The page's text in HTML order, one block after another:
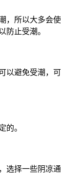
所以大多会
防止受潮。
避免受潮，
的。
择一些阴凉